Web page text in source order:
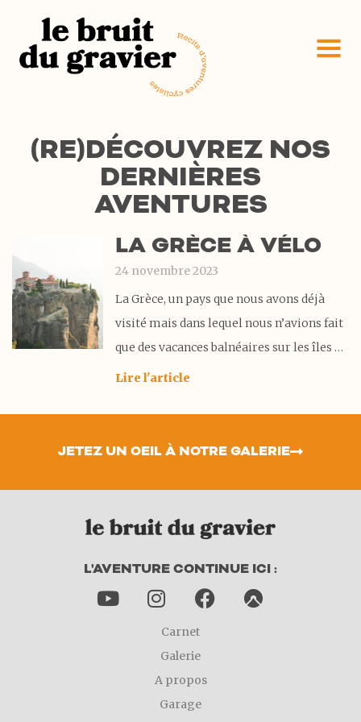
(RE)DÉCOUVREZ NOS
DERNIÈRES
AVENTURES
LA GRÈCE À VÉLO
24 novembre 2023
La Grèce, un pays que nous avons déjà
visité mais dans lequel nous n’avions fait
que des vacances balnéaires sur les îles de
Santorin et de Crète. Deux magnifiques
vacances en couple et la
Lire l'article
JETEZ UN OEIL À NOTRE GALERIE
L'AVENTURE CONTINUE ICI :
Carnet
Galerie
A propos
Garage